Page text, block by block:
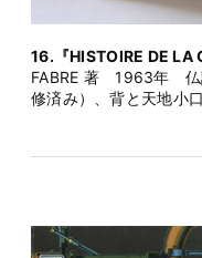
16.『HISTOIRE DE LA
FABRE 著 1963年 仏
修済み）、背と天地小